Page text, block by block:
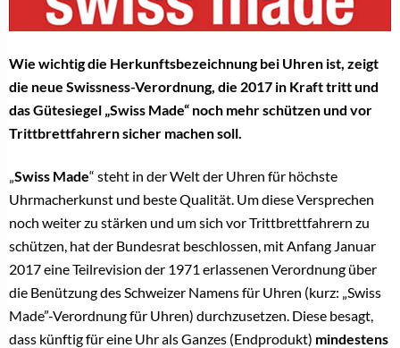
Wie wichtig die Herkunftsbezeichnung bei Uhren ist, zeigt
die neue Swissness-Verordnung, die 2017 in Kraft tritt und
das Gütesiegel „Swiss Made“ noch mehr schützen und vor
Trittbrettfahrern sicher machen soll.
Swiss Made“ steht in der Welt der Uhren für höchste
Uhrmacherkunst und beste Qualität. Um diese Versprechen
noch weiter zu stärken und um sich vor Trittbrettfahrern zu
schützen, hat der Bundesrat beschlossen, mit Anfang Januar
2017 eine Teilrevision der 1971 erlassenen Verordnung über
die Benützung des Schweizer Namens für Uhren (kurz: „Swiss
Made”-Verordnung für Uhren) durchzusetzen. Diese besagt,
dass künftig für eine Uhr als Ganzes (Endprodukt) mindestens